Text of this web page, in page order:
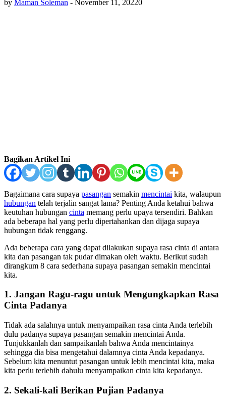
by Maman Soleman - November 11, 20220
Bagikan Artikel Ini
Bagaimana cara supaya pasangan semakin mencintai kita, walaupun
hubungan telah terjalin sangat lama? Penting Anda ketahui bahwa
keutuhan hubungan cinta memang perlu upaya tersendiri. Bahkan
ada beberapa hal yang perlu dipertahankan dan dijaga supaya
hubungan tidak renggang.
Ada beberapa cara yang dapat dilakukan supaya rasa cinta di antara
kita dan pasangan tak pudar dimakan oleh waktu. Berikut sudah
dirangkum 8 cara sederhana supaya pasangan semakin mencintai
kita.
1. Jangan Ragu-ragu untuk Mengungkapkan Rasa
Cinta Padanya
Tidak ada salahnya untuk menyampaikan rasa cinta Anda terlebih
dulu padanya supaya pasangan semakin mencintai Anda.
Tunjukkanlah dan sampaikanlah bahwa Anda mencintainya
sehingga dia bisa mengetahui dalamnya cinta Anda kepadanya.
Sebelum kita menuntut pasangan untuk lebih mencintai kita, maka
kita perlu terlebih dahulu menyampaikan cinta kita kepadanya.
2. Sekali-kali Berikan Pujian Padanya